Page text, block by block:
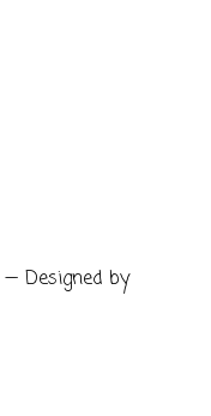
— Designed by